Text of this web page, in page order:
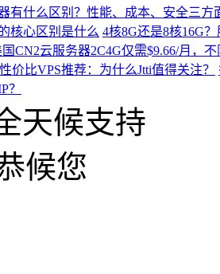
有什么区别？性能、成本、安全三方
核心区别是什么 4核8G还是8核16G
国CN2云服务器2C4G仅需$9.66/月，
价比VPS推荐：为什么Jtti值得关注？
？
天候支持
候您